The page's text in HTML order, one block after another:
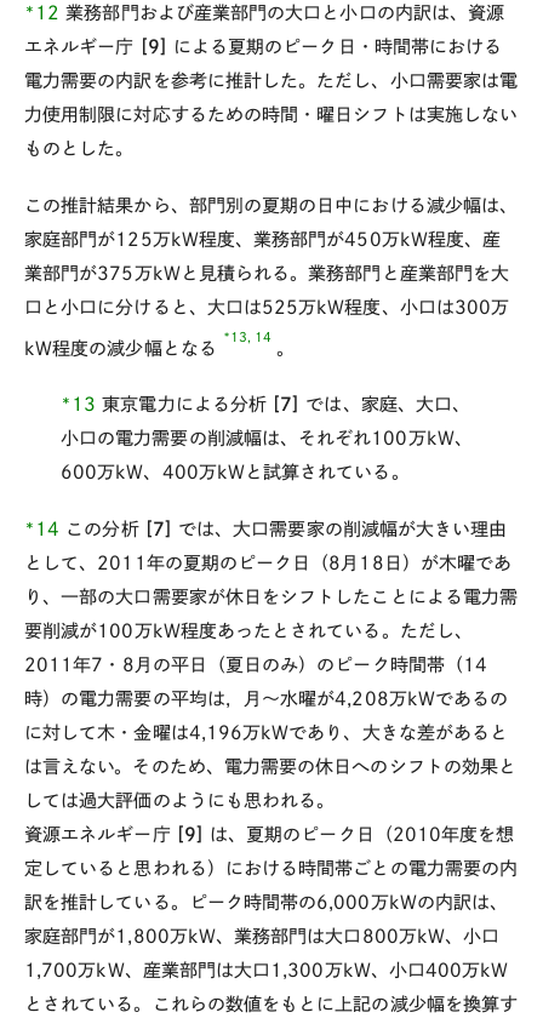
*12業務部門および産業部門の大口と小口の内訳は、資源
エネルギー庁
[9]
による夏期のピーク日・時間帯における
電力需要の内訳を参考に推計した。ただし、小口需要家は電
力使用制限に対応するための時間・曜日シフトは実施しない
ものとした。
この推計結果から、部門別の夏期の日中における減少幅は、
家庭部門が125万kW程度、業務部門が450万kW程度、産
業部門が375万kWと見積られる。業務部門と産業部門を大
口と小口に分けると、大口は525万kW程度、小口は300万
kW程度の減少幅となる
*13, 14
。
*13東京電力による分析 [7] では、家庭、大口、
小口の電力需要の削減幅は、それぞれ100万kW、
600万kW、400万kWと試算されている。
*14 この分析 [7] では、大口需要家の削減幅が大きい理由
として、2011年の夏期のピーク日（8月18日）が木曜であ
り、一部の大口需要家が休日をシフトしたことによる電力需
要削減が100万kW程度あったとされている。ただし、
2011年7・8月の平日（夏日のみ）のピーク時間帯（14
時）の電力需要の平均は，月～水曜が4,208万kWであるの
に対して木・金曜は4,196万kWであり、大きな差があると
は言えない。そのため、電力需要の休日へのシフトの効果と
しては過大評価のようにも思われる。
資源エネルギー庁 [9] は、夏期のピーク日（2010年度を想
定していると思われる）における時間帯ごとの電力需要の内
訳を推計している。ピーク時間帯の6,000万kWの内訳は、
家庭部門が1,800万kW、業務部門は大口800万kW、小口
1,700万kW、産業部門は大口1,300万kW、小口400万kW
とされている。これらの数値をもとに上記の減少幅を換算す